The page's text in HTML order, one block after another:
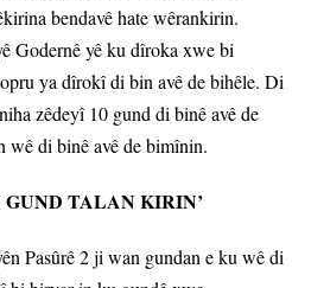
bendavê hate wêrankirin.
Godernê yê ku dîroka xwe bi
ya dîrokî di bin avê de bihêle. Di
zêdeyî 10 gund di binê avê de
wê di binê avê de bimînin.
TALAN KIRIN’
Pasûrê 2 ji wan gundan e ku wê di